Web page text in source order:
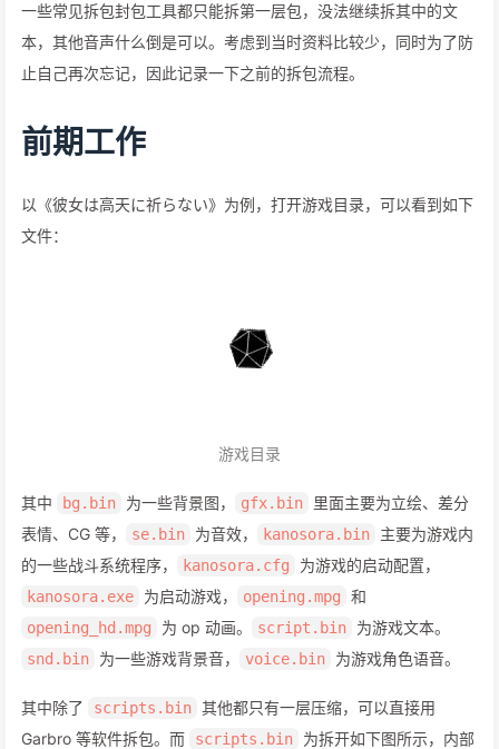
一些常见拆包封包工具都只能拆第一层包，没法继续拆其中的文
本，其他音声什么倒是可以。考虑到当时资料比较少，同时为了防
止自己再次忘记，因此记录一下之前的拆包流程。
前期工作
以《彼女は高天に祈らない》为例，打开游戏目录，可以看到如下
文件：
游戏目录
其中 bg.bin 为一些背景图， gfx.bin
里面主要为立绘、差分
表情、CG 等，
se.bin 为音效， kanosora.bin
主要为游戏内
的一些战斗系统程序，
kanosora.cfg 为游戏的启动配置，
kanosora.exe 为启动游戏， opening.mpg 和
opening_hd.mpg 为 op 动画。 script.bin 为游戏文本。
snd.bin 为一些游戏背景音， voice.bin 为游戏角色语音。
其中除了 scripts.bin 其他都只有一层压缩，可以直接用
Garbro 等软件拆包。而
scripts.bin
为拆开如下图所示，内部